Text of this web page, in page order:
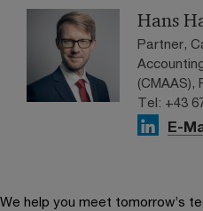
Hans
Partner,
(CMAAS),
Tel: +43
E-
We help you meet tomorrow’s